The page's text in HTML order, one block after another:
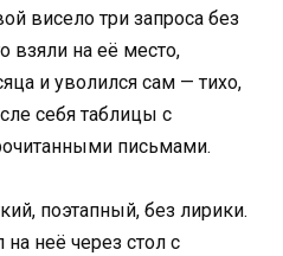
висело три запроса без
взяли на её место,
и уволился сам — тихо,
себя таблицы с
письмами.
поэтапный, без лирики.
неё через стол с